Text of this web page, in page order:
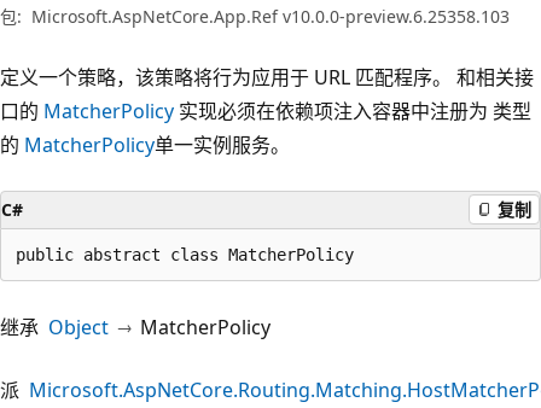
包: Microsoft.AspNetCore.App.Ref v10.0.0-preview.6.25358.103
定义一个策略，该策略将行为应用于 URL 匹配程序。 和相关接
口的 MatcherPolicy 实现必须在依赖项注入容器中注册为 类型
的 MatcherPolicy单一实例服务。
C# 复制
public abstract class MatcherPolicy
继承 Object MatcherPolicy
派